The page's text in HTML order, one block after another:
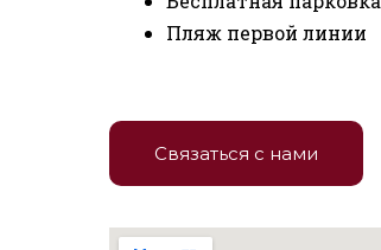
Пляж первой линии
Связаться с нами